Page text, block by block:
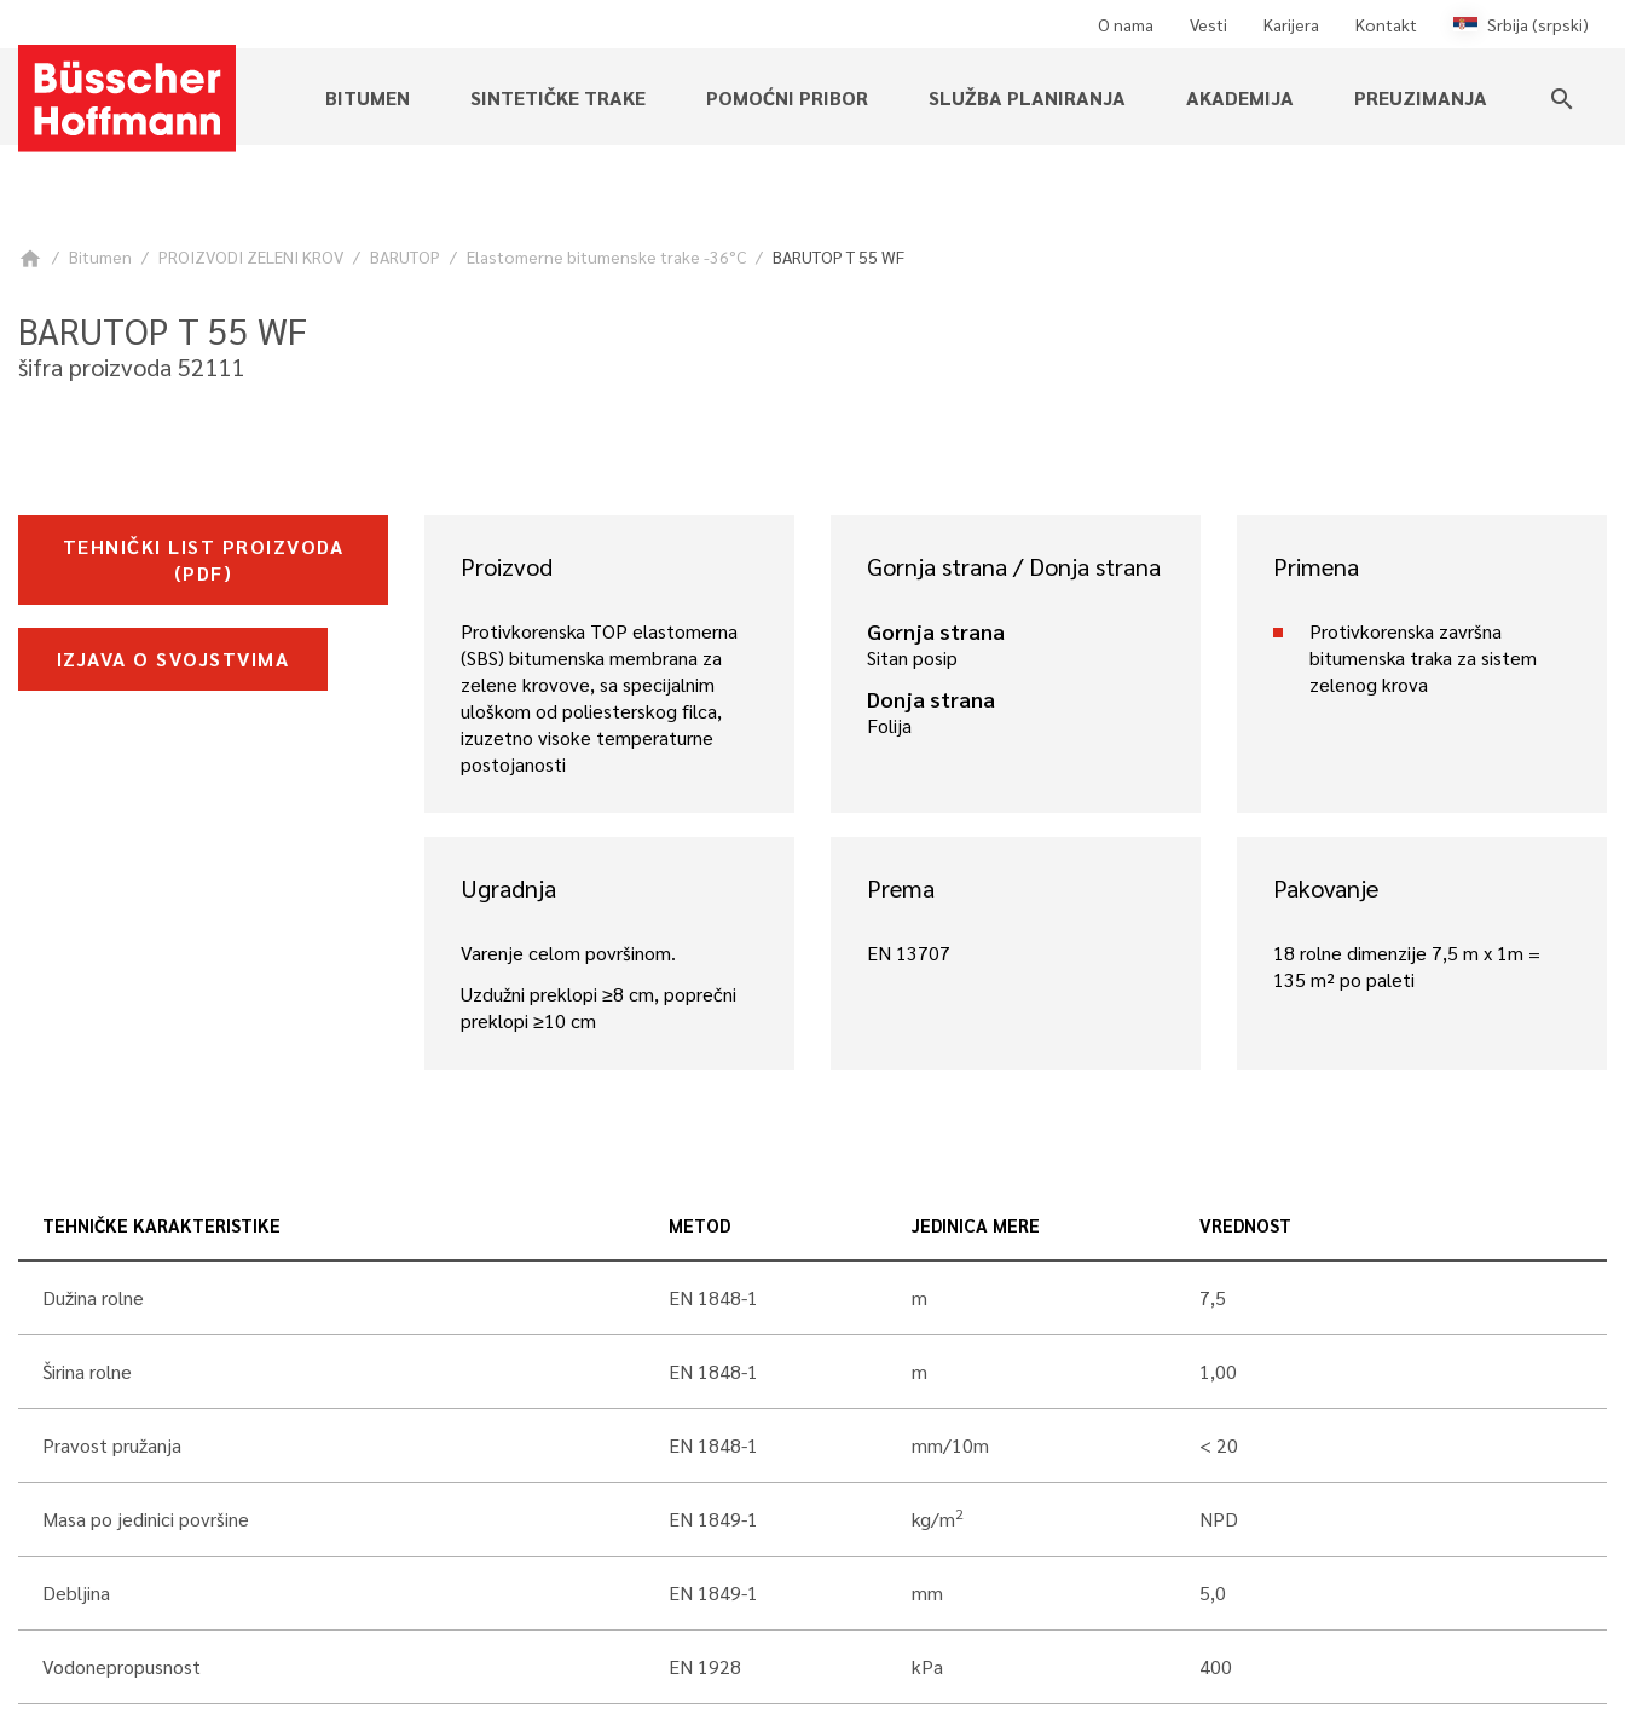
O nama Vesti Karijera Kontakt Srbija (srpski)
BITUMEN SINTETIČKE TRAKE POMOĆNI PRIBOR SLUŽBA PLANIRANJA AKADEMIJA PREUZIMANJA search
home Bitumen PROIZVODI ZELENI KROV BARUTOP Elastomerne bitumenske trake -36°C BARUTOP T 55 WF
BARUTOP T 55 WF
šifra proizvoda 52111
TEHNIČKI LIST PROIZVODA
(PDF)
IZJAVA O SVOJSTVIMA
Proizvod
Protivkorenska TOP elastomerna
(SBS) bitumenska membrana za
zelene krovove, sa specijalnim
uloškom od poliesterskog filca,
izuzetno visoke temperaturne
postojanosti
Gornja strana / Donja strana
Gornja strana
Sitan posip
Donja strana
Folija
Primena
Protivkorenska završna
bitumenska traka za sistem
zelenog krova
Ugradnja
Varenje celom površinom.
Uzdužni preklopi ≥8 cm, poprečni
preklopi ≥10 cm
Prema
EN 13707
Pakovanje
18 rolne dimenzije 7,5 m x 1m =
135 m² po paleti
TEHNIČKE KARAKTERISTIKE METOD JEDINICA MERE VREDNOST
Dužina rolne EN 1848-1 m 7,5
Širina rolne EN 1848-1 m 1,00
Pravost pružanja EN 1848-1 mm/10m < 20
Masa po jedinici površine EN 1849-1 kg/m2 NPD
Debljina EN 1849-1 mm 5,0
Vodonepropusnost EN 1928 kPa 400